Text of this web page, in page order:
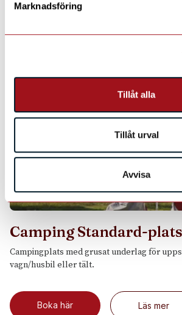
Marknadsföring
Tillåt alla
Tillåt urval
Avvisa
Se även
Camping Standard-plats
Campingplats med grusat underlag för
vagn/husbil eller tält.
Boka här Läs mer